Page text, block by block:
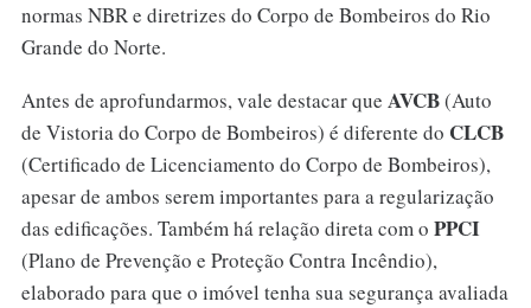
normas NBR e diretrizes do Corpo de Bombeiros do Rio
Grande do Norte.
Antes de aprofundarmos, vale destacar que AVCB(Auto
de Vistoria do Corpo de Bombeiros) é diferente do CLCB
(Certificado de Licenciamento do Corpo de Bombeiros),
apesar de ambos serem importantes para a regularização
das edificações. Também há relação direta com o PPCI
(Plano de Prevenção e Proteção Contra Incêndio),
elaborado para que o imóvel tenha sua segurança avaliada